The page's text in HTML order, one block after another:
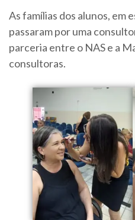
As famílias dos alunos, em
passaram por uma
parceria entre o NAS e a
consultoras.